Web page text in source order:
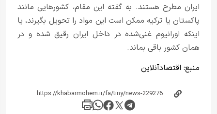
ایران مطرح هستند. به گفته این مقام، کشورهایی مانند
پاکستان یا ترکیه ممکن است این مواد را تحویل بگیرند، یا
اینکه اورانیوم غنی‌شده در داخل ایران رقیق شده و در
همان کشور باقی بماند.
منبع: اقتصادآنلاین